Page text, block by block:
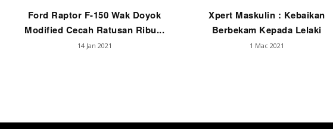
Ford Raptor F-150 Wak Doyok
Modified Cecah Ratusan Ribu...
14 Jan 2021
Xpert Maskulin : Kebaikan
Berbekam Kepada Lelaki
1 Mac 2021